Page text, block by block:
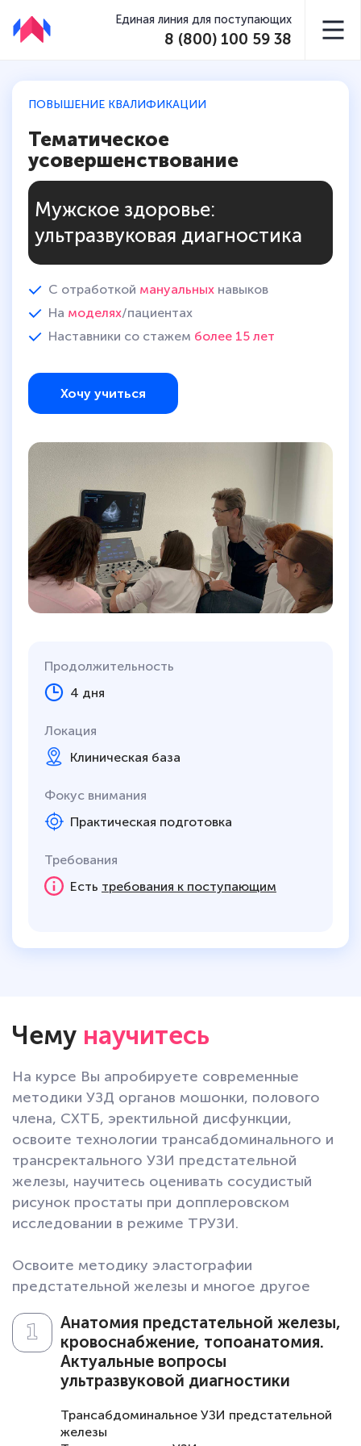
Единая линия для поступающих
8 (800) 100 59 38
ПОВЫШЕНИЕ КВАЛИФИКАЦИИ
Тематическое
усовершенствование
Мужское здоровье:
ультразвуковая диагностика
С отработкой мануальных навыков
На моделях/пациентах
Наставники со стажем более 15 лет
Хочу учиться
Продолжительность
4 дня
Локация
Клиническая база
Фокус внимания
Практическая подготовка
Требования
Есть требования к поступающим
Чему научитесь
На курсе Вы апробируете современные
методики УЗД органов мошонки, полового
члена, СХТБ, эректильной дисфункции,
освоите технологии трансабдоминального и
трансректального УЗИ предстательной
железы, научитесь оценивать сосудистый
рисунок простаты при допплеровском
исследовании в режиме ТРУЗИ.
Освоите методику эластографии
предстательной железы и многое другое
Анатомия предстательной железы,
кровоснабжение, топоанатомия.
Актуальные вопросы
ультразвуковой диагностики
Трансабдоминальное УЗИ предстательной
железы